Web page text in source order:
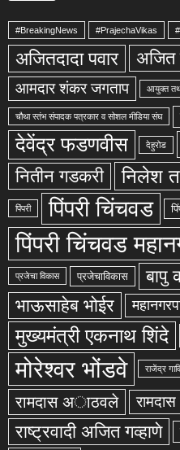
#BreakingNews #PrajechaVikas
अजितदादा पवार अजित
आमदार शंकर जगताप आयुक्त
चौथा स्तंभ संपादक पत्रकार व सोशल मीडिया संघ
देवेंद्र फडणवीस देहुरोड
नितीन गडकरी निलेश
पिंपरी पिंपरी चिंचवड
पिंपरी चिंचवड
प्रजेचा विकास प्रजेचाविकास बापु
भाऊसाहेब भोईर
मुख्यमंत्री एकनाथ शिंदे
मोरेश्वर भोंडवे राजेंद्र
रामदास अाठवले
राष्ट्रवादी अजित गव्हाणे